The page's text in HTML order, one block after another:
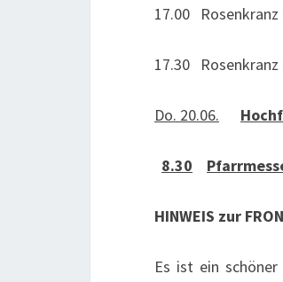
17.00 Rosenkranz
17.30 Rosenkranz
Do. 20.06.
8.30
HINWEIS zur
Es ist ein